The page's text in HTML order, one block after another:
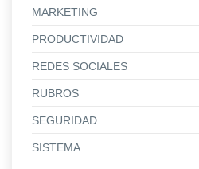
MARKETING
PRODUCTIVIDAD
REDES SOCIALES
RUBROS
SEGURIDAD
SISTEMA